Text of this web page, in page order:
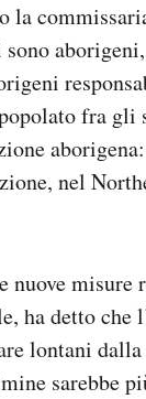
la
fra
nel
misure
detto che
lontani
sarebbe